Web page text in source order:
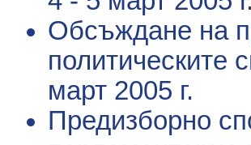
Обсъждане на
политическите
март 2005 г.
Предизборно